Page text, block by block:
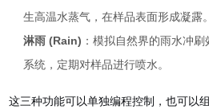
生高温水蒸气，在样品表面形成凝露。
淋雨 (Rain) ：模拟自然界的雨水冲
系统，定期对样品进行喷水。
这三种功能可以单独编程控制，也可以